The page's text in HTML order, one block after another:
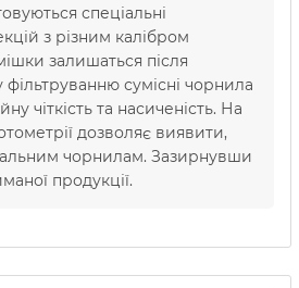
спеціальні
з різним калібром
залишаться після
сумісні чорнила
чіткість та насиченість. На
дозволяє виявити,
чорнилам. Зазирнувши
продукції.